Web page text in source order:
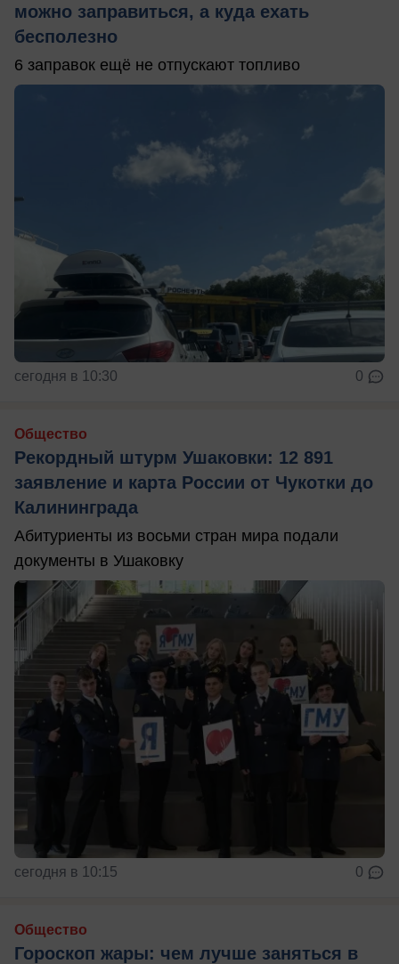
можно заправиться, а куда ехать
бесполезно
6 заправок ещё не отпускают топливо
сегодня в 10:30 0
Общество
Рекордный штурм Ушаковки: 12 891
заявление и карта России от Чукотки до
Калининграда
Абитуриенты из восьми стран мира подали
документы в Ушаковку
сегодня в 10:15 0
Общество
Гороскоп жары: чем лучше заняться в